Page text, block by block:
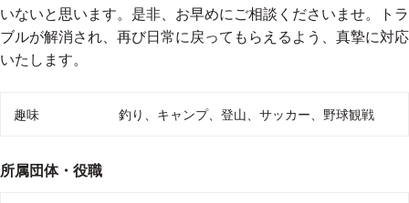
いないと思います。是非、お早めにご相談くださいませ。トラ
ブルが解消され、再び日常に戻ってもらえるよう、真摯に対応
いたします。
趣味や好きなこと、個人サイトのURL
趣味 釣り、キャンプ、登山、サッカー、野球観戦
所属団体・役職